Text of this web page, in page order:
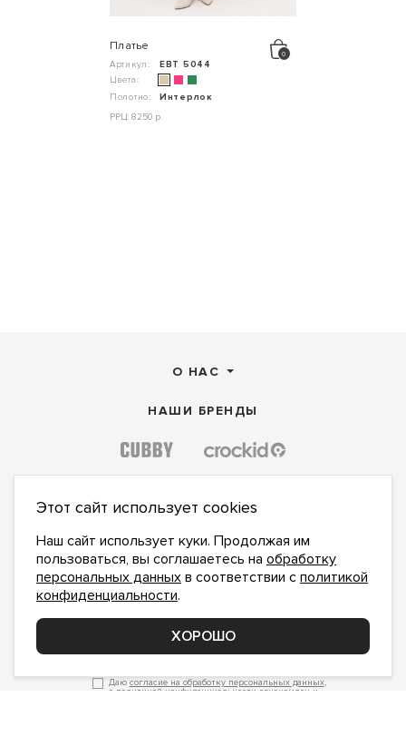
Платье
Артикул:
ЕВТ 5044
Цвета:
Полотно:
Интерлок
РРЦ: 8250 р.
О НАС
НАШИ БРЕНДЫ
ПОДПИСАТЬСЯ НА НОВОСТИ:
Даю согласие на обработку персональных данных,
с политикой конфиденциальности ознакомлен и
Этот сайт использует cookies
Наш сайт использует куки. Продолжая им
пользоваться, вы соглашаетесь на обработку
персональных данных в соответствии с политикой
конфиденциальности.
ХОРОШО